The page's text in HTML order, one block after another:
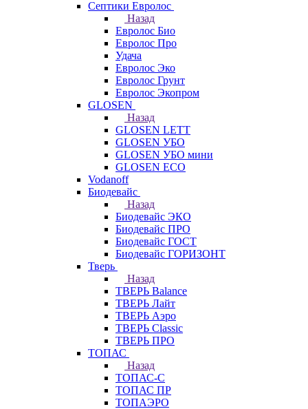
Септики Евролос
Назад
Евролос Био
Евролос Про
Удача
Евролос Эко
Евролос Грунт
Евролос Экопром
GLOSEN
Назад
GLOSEN LETT
GLOSEN УБО
GLOSEN УБО мини
GLOSEN ECO
Vodanoff
Биодевайс
Назад
Биодевайс ЭКО
Биодевайс ПРО
Биодевайс ГОСТ
Биодевайс ГОРИЗОНТ
Тверь
Назад
ТВЕРЬ Balance
ТВЕРЬ Лайт
ТВЕРЬ Аэро
ТВЕРЬ Classic
ТВЕРЬ ПРО
ТОПАС
Назад
ТОПАС-С
ТОПАС ПР
ТОПАЭРО